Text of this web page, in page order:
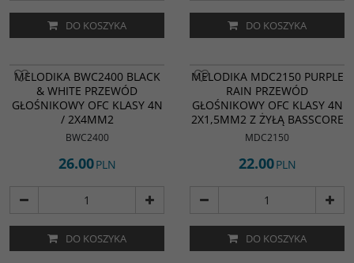
DO KOSZYKA DO KOSZYKA
MELODIKA BWC2400 BLACK
& WHITE PRZEWÓD
GŁOŚNIKOWY OFC KLASY 4N
/ 2X4MM2
BWC2400
26.00PLN
DO KOSZYKA
MELODIKA MDC2150 PURPLE
RAIN PRZEWÓD
GŁOŚNIKOWY OFC KLASY 4N
2X1,5MM2 Z ŻYŁĄ BASSCORE
MDC2150
22.00PLN
DO KOSZYKA